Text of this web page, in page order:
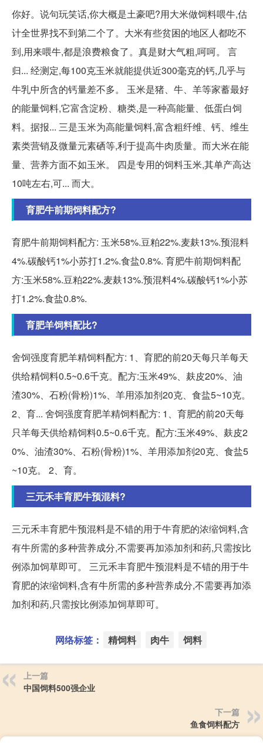
你好。说句玩笑话,你大概是土豪吧?用大米做饲料喂牛,估
计全世界找不到第二个了。大米有些贫困的地区人都吃不
到,用来喂牛,都是浪费粮食了。真是财大气粗,呵呵。 言
归... 经测定,每100克玉米就能提供近300毫克的钙,几乎与
牛乳中所含的钙量差不多。 玉米是猪、牛、羊等家蓄最好
的能量饲料,它富含淀粉、糖类,是一种高能量、低蛋白饲
料。据报... 三是玉米为高能量饲料,富含粗纤维、钙、维生
素类营销及微量元素硒等,利于提高牛肉质量。而大米在能
量、营养方面不如玉米。 四是专用的饲料玉米,其单产高达
10吨左右,可... 而大。
育肥牛前期饲料配方?
育肥牛前期饲料配方: 玉米58%.豆粕22%.麦麸13%.预混料
4%.碳酸钙1%小苏打1.2%.食盐0.8%. 育肥牛前期饲料配
方:玉米58%.豆粕22%.麦麸13%.预混料4%.碳酸钙1%小苏
打1.2%.食盐0.8%.
育肥羊饲料配比?
舍饲强度育肥羊精饲料配方: 1、育肥的前20天每只羊每天
供给精饲料0.5~0.6千克。配方:玉米49%、麸皮20%、油
渣30%、石粉(骨粉)1%、羊用添加剂20克、食盐5~10克。
2、育... 舍饲强度育肥羊精饲料配方: 1、育肥的前20天每
只羊每天供给精饲料0.5~0.6千克。配方:玉米49%、麸皮2
0%、油渣30%、石粉(骨粉)1%、羊用添加剂20克、食盐5
~10克。 2、育。
三元禾丰育肥牛预混料?
三元禾丰育肥牛预混料是不错的用于牛育肥的浓缩饲料,含
有牛所需的多种营养成分,不需要再加添加剂和药,只需按比
例添加饲草即可。 三元禾丰育肥牛预混料是不错的用于牛
育肥的浓缩饲料,含有牛所需的多种营养成分,不需要再加添
加剂和药,只需按比例添加饲草即可。
网络标签： 精饲料 肉牛 饲料
上一篇
中国饲料500强企业
下一篇
鱼食饲料配方